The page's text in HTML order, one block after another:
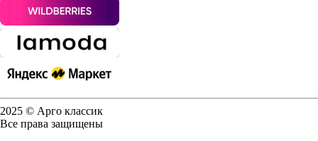
2025 © Арго классик
Все права защищены